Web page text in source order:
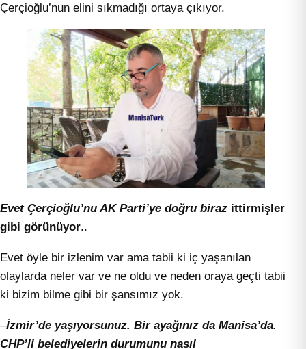
Çerçioğlu’nun elini sıkmadığı ortaya çıkıyor.
Evet Çerçioğlu’nu AK Parti’ye doğru biraz ittirmişler
gibi görünüyor..
Evet öyle bir izlenim var ama tabii ki iç yaşanılan
olaylarda neler var ve ne oldu ve neden oraya geçti tabii
ki bizim bilme gibi bir şansımız yok.
–İzmir’de yaşıyorsunuz. Bir ayağınız da Manisa’da.
CHP’li belediyelerin durumunu nasıl